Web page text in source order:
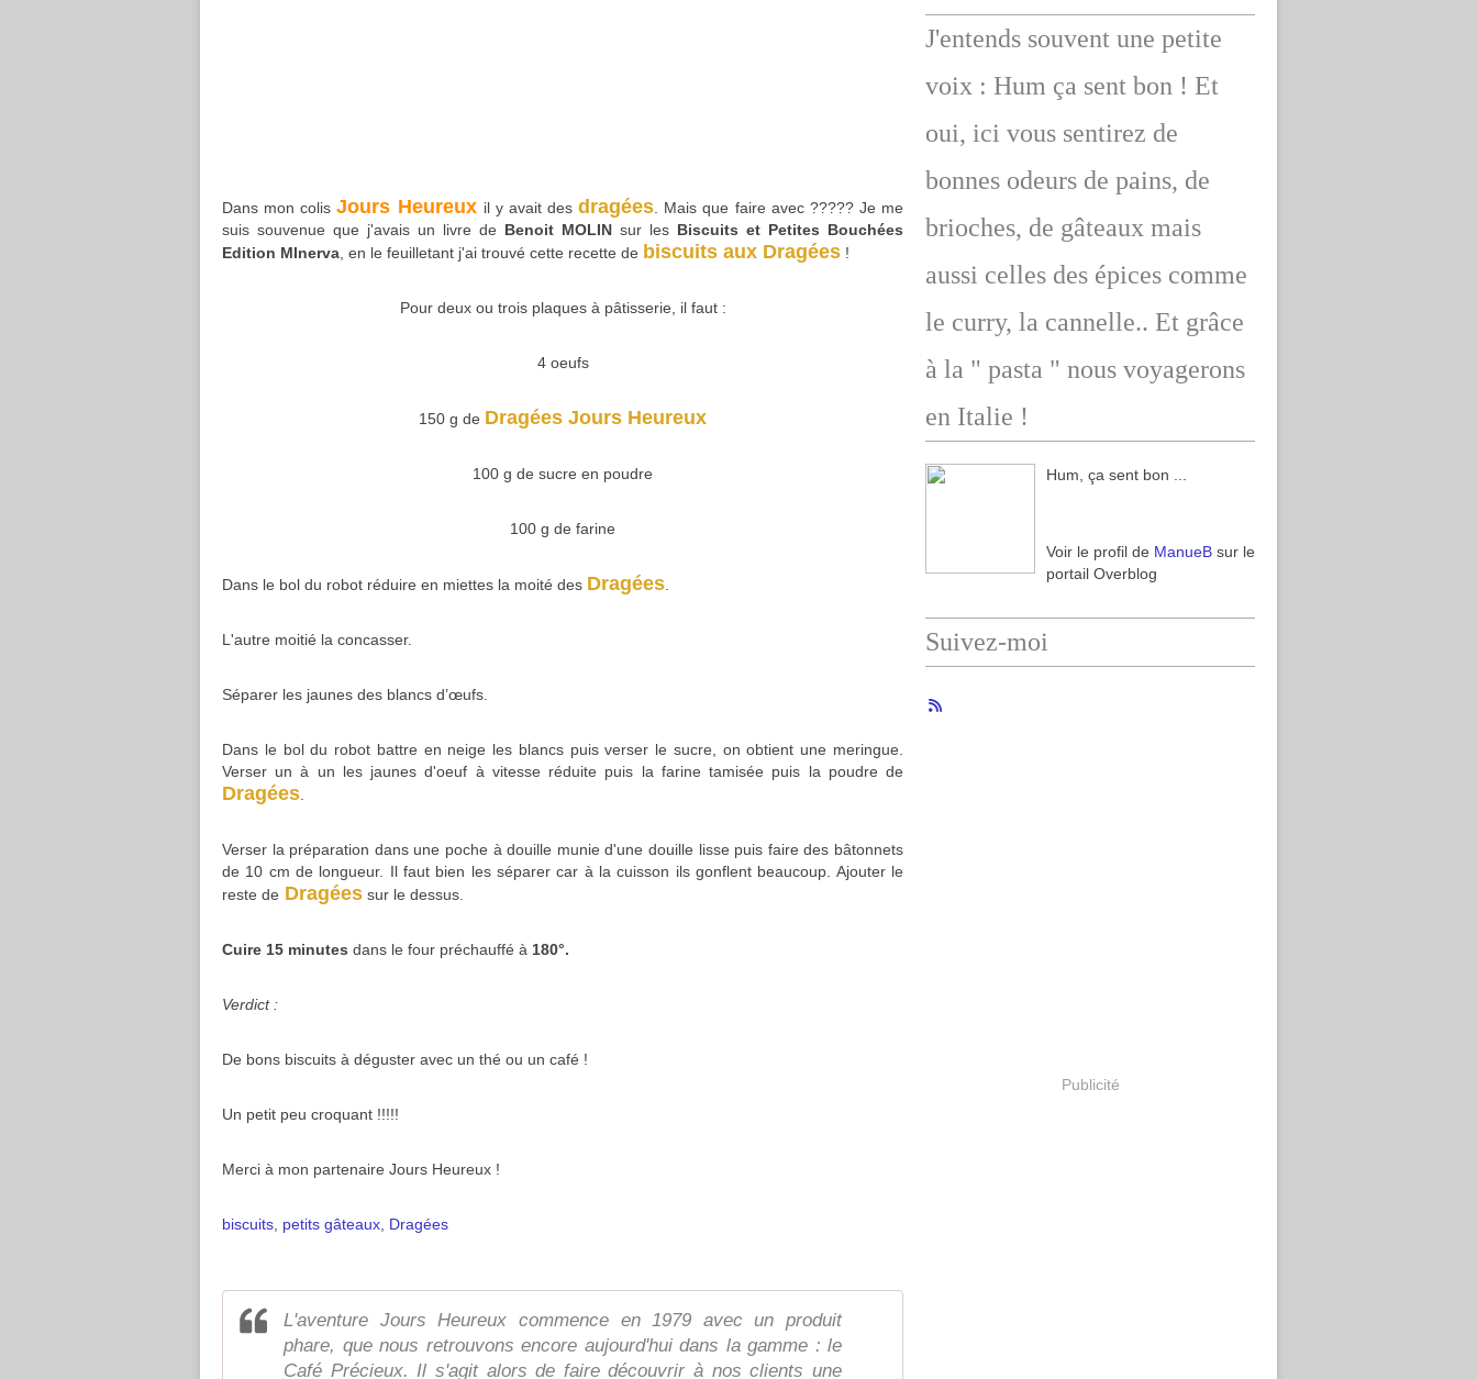
Dans mon colisJours Heureux il y avait desdragées . Mais que faire avec ????? Je me
suis souvenue que j'avais un livre de Benoit MOLIN sur les Biscuits et Petites Bouchées
Edition MInerva , en le feuilletant j'ai trouvé cette recette de biscuits aux Dragées !
Pour deux ou trois plaques à pâtisserie, il faut :
4 oeufs
150 g de Dragées Jours Heureux
100 g de sucre en poudre
100 g de farine
Dans le bol du robot réduire en miettes la moité des Dragées
L'autre moitié la concasser.
Séparer les jaunes des blancs d’œufs.
Dans le bol du robot battre en neige les blancs puis verser le sucre, on obtient une meringue.
Verser un à un les jaunes d'oeuf à vitesse réduite puis la farine tamisée puis la poudre de
Dragées
Verser la préparation dans une poche à douille munie d'une douille lisse puis faire des bâtonnets
de 10 cm de longueur. Il faut bien les séparer car à la cuisson ils gonflent beaucoup. Ajouter le
reste de Dragées sur le dessus.
Cuire 15 minutes dans le four préchauffé à 180°.
Verdict :
De bons biscuits à déguster avec un thé ou un café !
Un petit peu croquant !!!!!
Merci à mon partenaire Jours Heureux !
biscuits petits gâteaux Dragées
L'aventure Jours Heureux commence en 1979 avec un produit
phare, que nous retrouvons encore aujourd'hui dans la gamme : le
Café Précieux. Il s'agit alors de faire découvrir à nos clients une
J'entends souvent une petite
voix : Hum ça sent bon ! Et
oui, ici vous sentirez de
bonnes odeurs de pains, de
brioches, de gâteaux mais
aussi celles des épices comme
le curry, la cannelle.. Et grâce
à la " pasta " nous voyagerons
en Italie !
Hum, ça sent bon ...
Voir le profil de ManueB sur le
portail Overblog
Suivez-moi
Publicité